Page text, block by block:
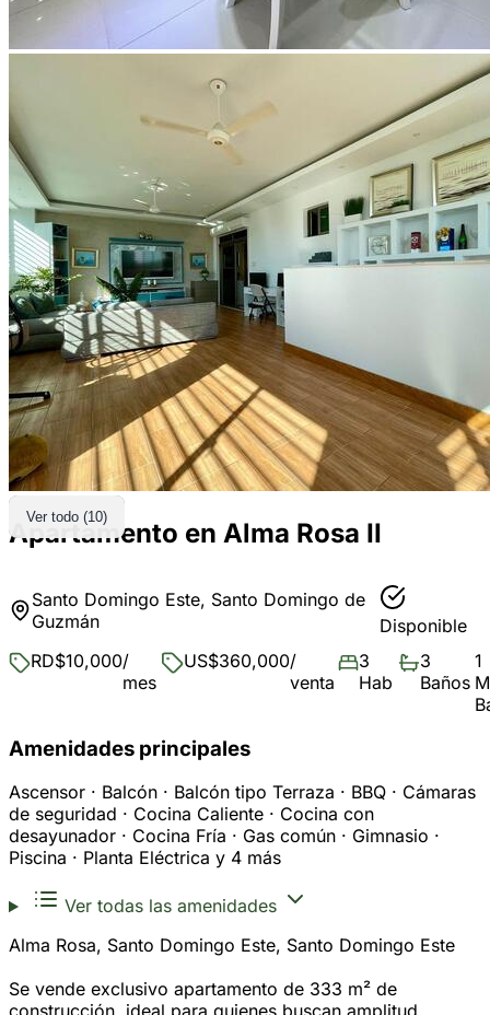
Ver todo (10)
Apartamento en Alma Rosa II
Santo Domingo Este, Santo Domingo de
Guzmán
Disponible
RD$10,000/
mes
US$360,000/
venta
3
Hab
3
Baños
1
Amenidades principales
Ascensor · Balcón · Balcón tipo Terraza · BBQ · Cámaras
de seguridad · Cocina Caliente · Cocina con
desayunador · Cocina Fría · Gas común · Gimnasio ·
Piscina · Planta Eléctrica y 4 más
Ver todas las amenidades
Alma Rosa, Santo Domingo Este, Santo Domingo Este
Se vende exclusivo apartamento de 333 m² de